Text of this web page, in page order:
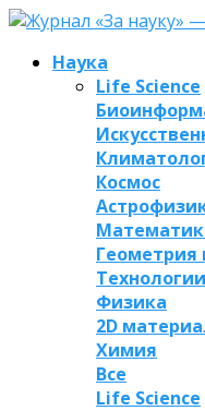
Наука
Life Science
Космос
Геометрия
Технологии
Физика
2D
Химия
Все
Life Science